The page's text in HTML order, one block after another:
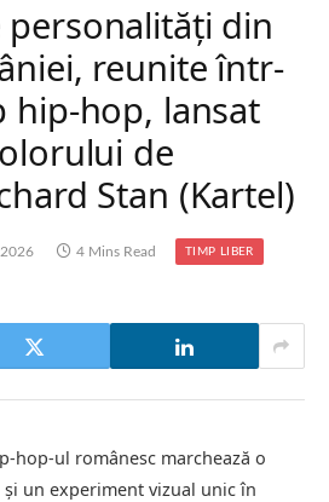
personalități din
reunite într-
hip-hop, lansat
de
Stan (Kartel)
4 Mins Read TIMP LIBER
hop-ul românesc marchează o
un experiment vizual unic în